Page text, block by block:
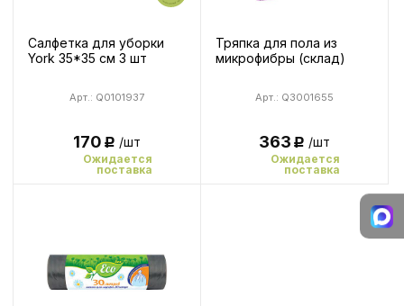
Салфетка для уборки
York 35*35 см 3 шт
Арт.: Q0101937
170Р /шт
Ожидается
поставка
Тряпка для пола из
микрофибры (склад)
Арт.: Q3001655
363Р /шт
Ожидается
поставка